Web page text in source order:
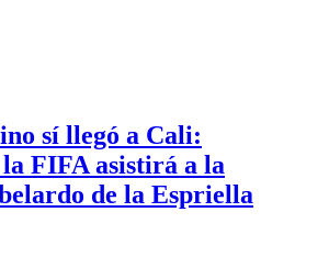
sí llegó a Cali:
FIFA asistirá a la
de la Espriella